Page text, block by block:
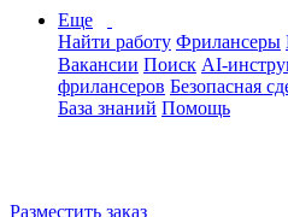
Еще
Найти работу Фрилансеры
Вакансии Поиск AI-
фрилансеров Безопасная
База знаний Помощь
Разместить заказ